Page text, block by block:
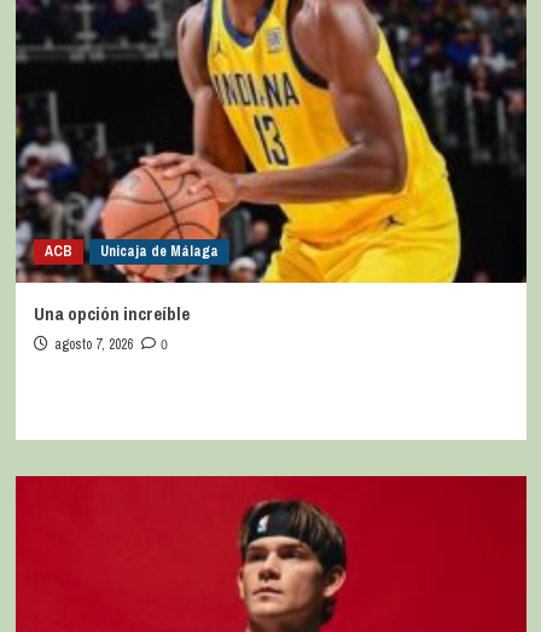
ACB Unicaja de Málaga
Una opción increíble
agosto 7, 2026 0